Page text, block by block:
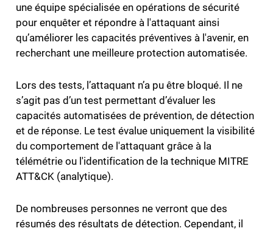
une équipe spécialisée en opérations de sécurité
pour enquêter et répondre à l'attaquant ainsi
qu’améliorer les capacités préventives à l'avenir, en
recherchant une meilleure protection automatisée.
Lors des tests, l’attaquant n’a pu être bloqué. Il ne
s’agit pas d’un test permettant d’évaluer les
capacités automatisées de prévention, de détection
et de réponse. Le test évalue uniquement la visibilité
du comportement de l'attaquant grâce à la
télémétrie ou l'identification de la technique MITRE
ATT&CK (analytique).
De nombreuses personnes ne verront que des
résumés des résultats de détection. Cependant, il